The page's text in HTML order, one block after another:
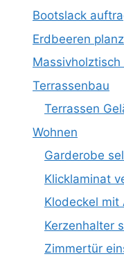
Bootslack
Erdbeeren
Terrassenbau
Terrassen
Wohnen
Garderobe
Klicklaminat
Klodeckel mit
Kerzenhalter
Zimmertür